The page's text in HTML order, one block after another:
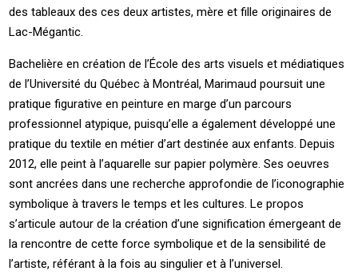
des tableaux des ces deux artistes, mère et fille originaires de
Lac-Mégantic.
Bachelière en création de l’École des arts visuels et médiatiques
de l’Université du Québec à Montréal, Marimaud poursuit une
pratique figurative en peinture en marge d’un parcours
professionnel atypique, puisqu’elle a également développé une
pratique du textile en métier d’art destinée aux enfants. Depuis
2012, elle peint à l’aquarelle sur papier polymère. Ses oeuvres
sont ancrées dans une recherche approfondie de l’iconographie
symbolique à travers le temps et les cultures. Le propos
s’articule autour de la création d’une signification émergeant de
la rencontre de cette force symbolique et de la sensibilité de
l’artiste, référant à la fois au singulier et à l’universel.